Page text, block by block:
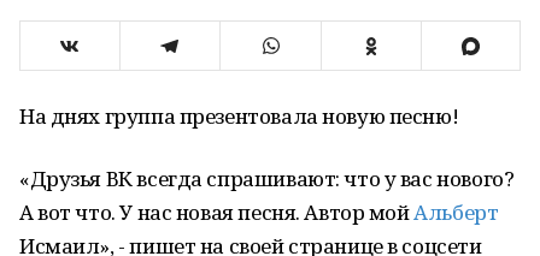
На днях группа презентовала новую песню!
«Друзья ВК всегда спрашивают: что у вас нового?
А вот что. У нас новая песня. Автор мойАльберт
Исмаил», - пишет на своей странице в соцсети